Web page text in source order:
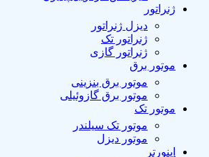
ژنراتور
دیزل ژنراتور
ژنراتور تک
ژنراتور گازی
موتور برق
موتور برق بنزینی
موتور برق گازوئیلی
موتور تک
موتور تک سیلندر
موتور دیزل
اینورتر